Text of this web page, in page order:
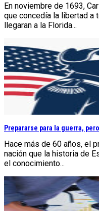
En noviembre de 1693,
que concedía la libertad
llegaran a la Florida...
Prepararse para la guerra,
Hace más de 60 años, el
nación que la historia de
el conocimiento...